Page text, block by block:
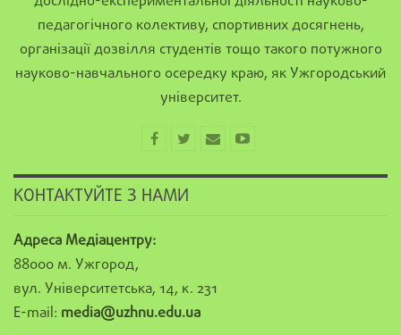
педагогічного колективу, спортивних досягнень,
організації дозвілля студентів тощо такого потужного
науково-навчального осередку краю, як Ужгородський
університет.
КОНТАКТУЙТЕ З НАМИ
Адреса Медіацентру:
88000 м. Ужгород,
вул. Університетська, 14, к. 231
E-mail: media@uzhnu.edu.ua